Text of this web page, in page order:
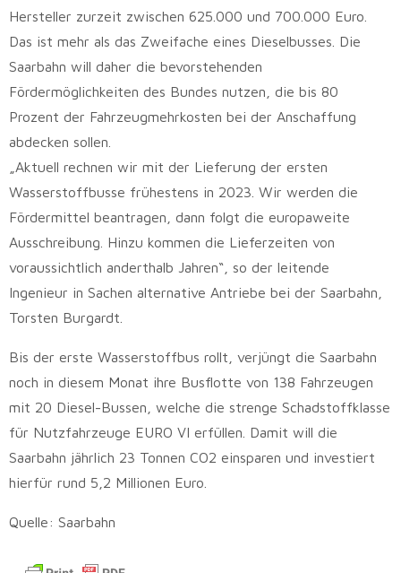
Hersteller zurzeit zwischen 625.000 und 700.000 Euro.
Das ist mehr als das Zweifache eines Dieselbusses. Die
Saarbahn will daher die bevorstehenden
Fördermöglichkeiten des Bundes nutzen, die bis 80
Prozent der Fahrzeugmehrkosten bei der Anschaffung
abdecken sollen.
„Aktuell rechnen wir mit der Lieferung der ersten
Wasserstoffbusse frühestens in 2023. Wir werden die
Fördermittel beantragen, dann folgt die europaweite
Ausschreibung. Hinzu kommen die Lieferzeiten von
voraussichtlich anderthalb Jahren“, so der leitende
Ingenieur in Sachen alternative Antriebe bei der Saarbahn,
Torsten Burgardt.
Bis der erste Wasserstoffbus rollt, verjüngt die Saarbahn
noch in diesem Monat ihre Busflotte von 138 Fahrzeugen
mit 20 Diesel-Bussen, welche die strenge Schadstoffklasse
für Nutzfahrzeuge EURO VI erfüllen. Damit will die
Saarbahn jährlich 23 Tonnen CO2 einsparen und investiert
hierfür rund 5,2 Millionen Euro.
Quelle: Saarbahn